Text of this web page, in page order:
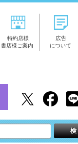
特約店様
書店様ご案内
広告
について